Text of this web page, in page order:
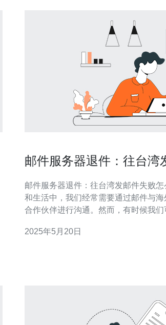
邮件服务器退件：往台湾
邮件服务器退件：往台湾发邮件失败怎么办？ 在
和生活中，我们经常需要通过邮件与
合作伙伴进行沟通。然而，有时候我
面对这种情况，我们应该怎么办呢？ 首先，我们需要确认
2025年5月20日